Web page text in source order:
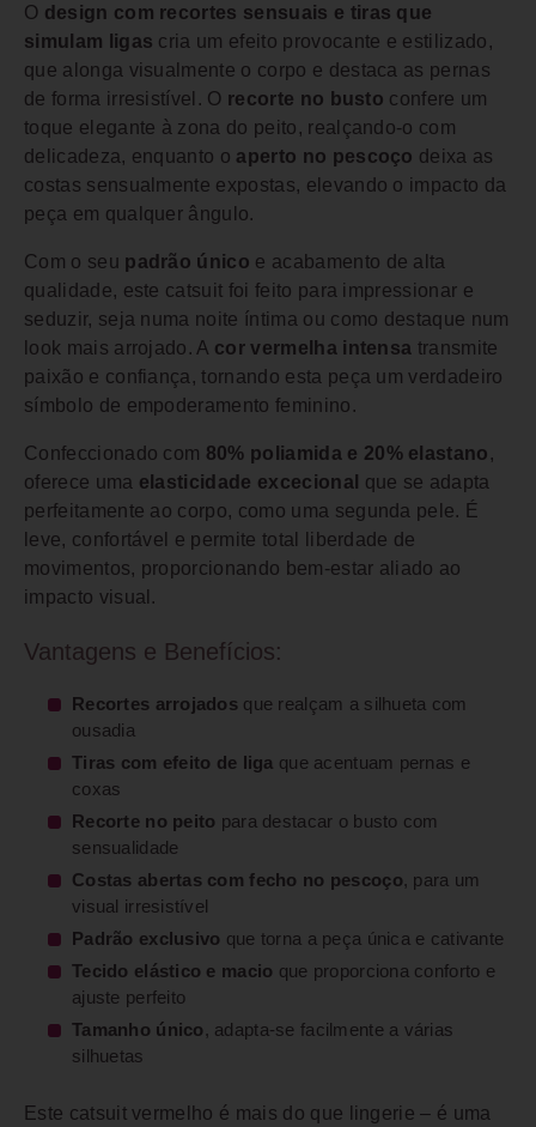
O design com recortes sensuais e tiras que
simulam ligas cria um efeito provocante e estilizado,
que alonga visualmente o corpo e destaca as pernas
de forma irresistível. O recorte no busto confere um
toque elegante à zona do peito, realçando-o com
delicadeza, enquanto o aperto no pescoço deixa as
costas sensualmente expostas, elevando o impacto da
peça em qualquer ângulo.
Com o seu padrão único e acabamento de alta
qualidade, este catsuit foi feito para impressionar e
seduzir, seja numa noite íntima ou como destaque num
look mais arrojado. A cor vermelha intensa transmite
paixão e confiança, tornando esta peça um verdadeiro
símbolo de empoderamento feminino.
Confeccionado com 80% poliamida e 20% elastano ,
oferece uma elasticidade excecional
que se adapta
perfeitamente ao corpo, como uma segunda pele. É
leve, confortável e permite total liberdade de
movimentos, proporcionando bem-estar aliado ao
impacto visual.
Vantagens e Benefícios:
Recortes arrojados que realçam a silhueta com
ousadia
Tiras com efeito de liga que acentuam pernas e
coxas
Recorte no peito para destacar o busto com
sensualidade
Costas abertas com fecho no pescoço, para um
visual irresistível
Padrão exclusivo que torna a peça única e cativante
Tecido elástico e macio que proporciona conforto e
ajuste perfeito
Tamanho único , adapta-se facilmente a várias
silhuetas
Este catsuit vermelho é mais do que lingerie – é uma